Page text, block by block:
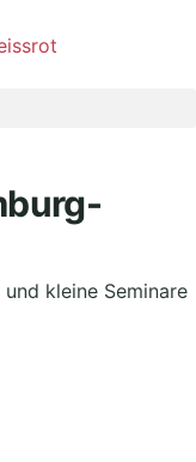
kleine Seminare